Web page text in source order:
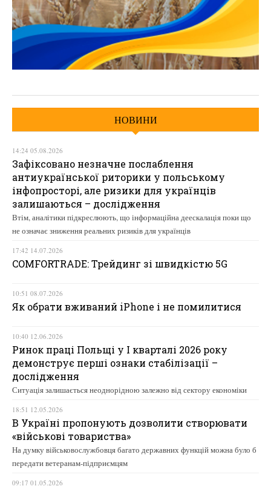
НОВИНИ
14:24 05.08.2026
Зафіксовано незначне послаблення
антиукраїнської риторики у польському
інфопросторі, але ризики для українців
залишаються – дослідження
Втім, аналітики підкреслюють, що інформаційна деескалація поки що
не означає зниження реальних ризиків для українців
17:42 14.07.2026
COMFORTRADE: Трейдинг зі швидкістю 5G
10:51 08.07.2026
Як обрати вживаний iPhone і не помилитися
10:40 12.06.2026
Ринок праці Польщі у І кварталі 2026 року
демонструє перші ознаки стабілізації –
дослідження
Ситуація залишається неоднорідною залежно від сектору економіки
18:51 12.05.2026
В Україні пропонують дозволити створювати
«військові товариства»
На думку військовослужбовця багато державних функцій можна було б
передати ветеранам-підприємцям
09:17 01.05.2026